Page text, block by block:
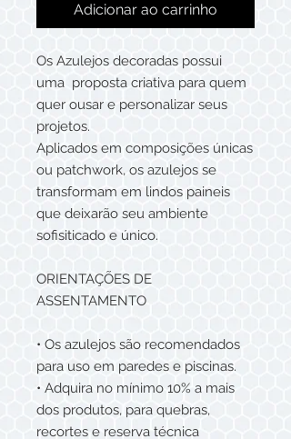
Adicionar ao carrinho
Os Azulejos decoradas possui
uma proposta criativa para quem
quer ousar e personalizar seus
projetos.
Aplicados em composições únicas
ou patchwork, os azulejos se
transformam em lindos paineis
que deixarão seu ambiente
sofisiticado e único.
ORIENTAÇÕES DE
ASSENTAMENTO
• Os azulejos são recomendados
para uso em paredes e piscinas.
• Adquira no mínimo 10% a mais
dos produtos, para quebras,
recortes e reserva técnica